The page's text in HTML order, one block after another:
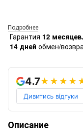
Подробнее
Гарантия 12 месяцев.
14 дней обмен/
4.7
Дивитись відгуки
Описание